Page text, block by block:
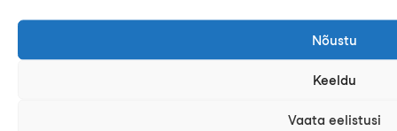
Nõustu
Keeldu
Vaata eelistusi